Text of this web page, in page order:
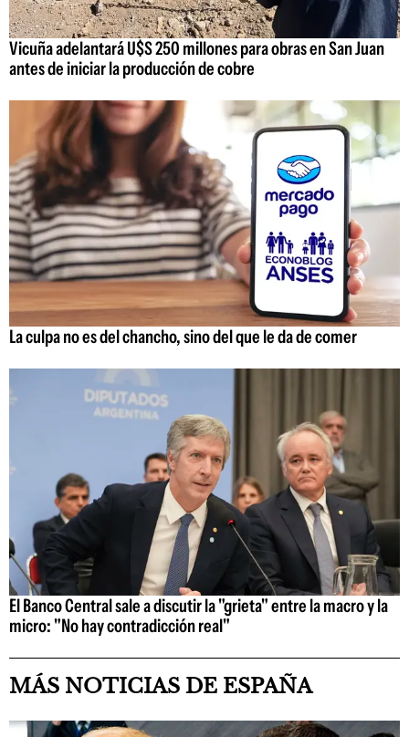
Vicuña adelantará U$S 250 millones para obras en San Juan
antes de iniciar la producción de cobre
La culpa no es del chancho, sino del que le da de comer
El Banco Central sale a discutir la "grieta" entre la macro y la
micro: "No hay contradicción real"
MÁS NOTICIAS DE ESPAÑA